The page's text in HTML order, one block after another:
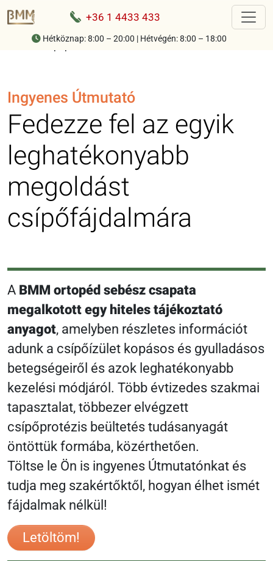
+36 1 4433 433
Hétköznap: 8:00 – 20:00 | Hétvégén: 8:00 – 18:00
- Csípőprotézis feliratkozó oldal
Ingyenes Útmutató
Fedezze fel az egyik
leghatékonyabb
megoldást
csípőfájdalmára
A BMM ortopéd sebész csapata
megalkotott egy hiteles tájékoztató
anyagot, amelyben részletes információt
adunk a csípőízület kopásos és gyulladásos
betegségeiről és azok leghatékonyabb
kezelési módjáról. Több évtizedes szakmai
tapasztalat, többezer elvégzett
csípőprotézis beültetés tudásanyagát
öntöttük formába, közérthetően.
Töltse le Ön is ingyenes Útmutatónkat és
tudja meg szakértőktől, hogyan élhet ismét
fájdalmak nélkül!
Letöltöm!